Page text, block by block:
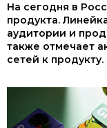
На сегодня в
продукта.
аудитории и
также отмечает
сетей к продукту.